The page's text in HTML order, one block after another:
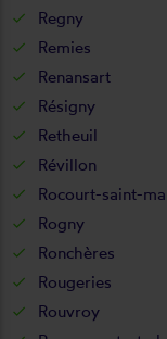
Regny
Remies
Renansart
Résigny
Retheuil
Révillon
Rocourt-saint-
Rogny
Ronchères
Rougeries
Rouvroy